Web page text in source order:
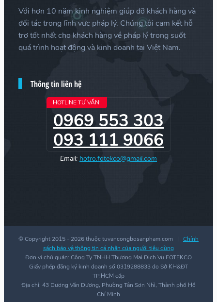
Với hơn 10 năm kinh nghiệm giúp đỡ khách hàng và
đối tác trong lĩnh vực pháp lý. Chúng tôi cam kết hỗ
trợ tốt nhất cho khách hàng về pháp lý trong suốt
quá trình hoạt động và kinh doanh tại Việt Nam.
Thông tin liên hệ
HOTLINE TƯ VẤN:
0969 553 303
093 111 9066
Email: hotro.fotekco@gmail.com
© Copyright 2015 - 2026 thuộc tuvancongbosanpham.com | Chính
sách bảo vệ thông tin cá nhân của người tiêu dùng
Đơn vị chủ quản: Công Ty TNHH Thương Mại Dịch Vụ FOTEKCO
Giấy phép đăng ký kinh doanh số 0319288833 do Sở KH&ĐT
TP.HCM cấp
Địa chỉ: 43 Dương Văn Dương, Phường Tân Sơn Nhì, Thành phố Hồ
Chí Minh